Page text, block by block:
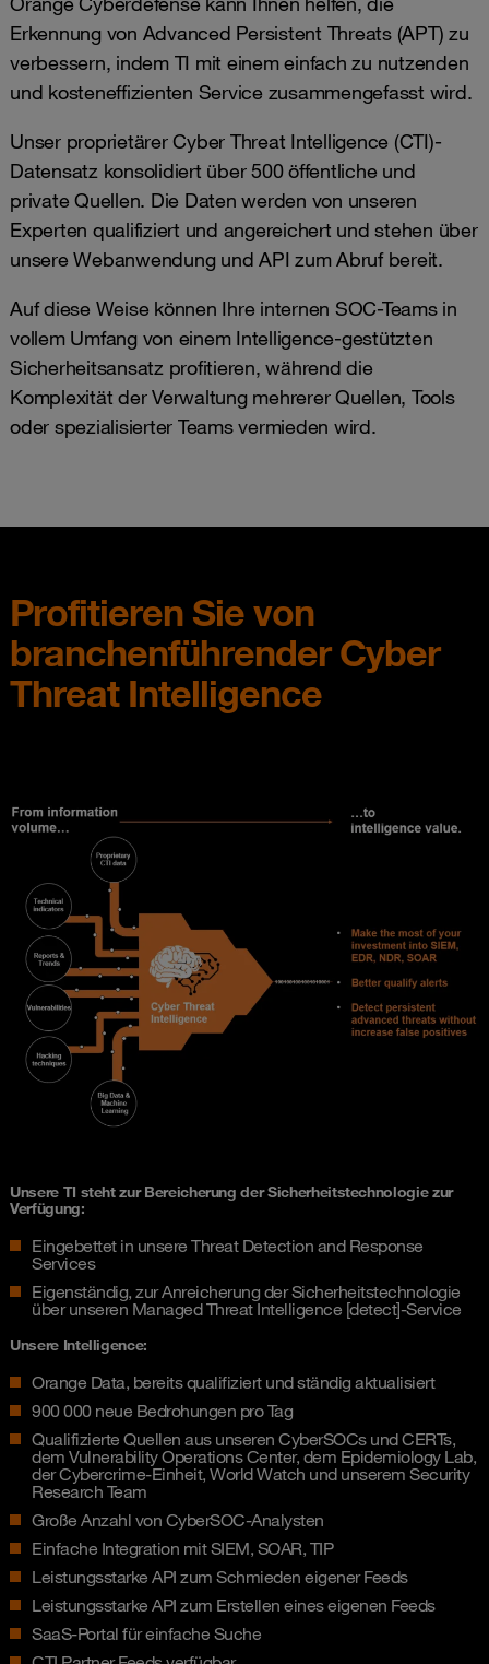
Erkennung von Advanced Persistent Threats (APT) zu
verbessern, indem TI mit einem einfach zu nutzenden
und kosteneffizienten Service zusammengefasst wird.
Unser proprietärer Cyber Threat Intelligence (CTI)-
Datensatz konsolidiert über 500 öffentliche und
private Quellen. Die Daten werden von unseren
Experten qualifiziert und angereichert und stehen über
unsere Webanwendung und API zum Abruf bereit.
Auf diese Weise können Ihre internen SOC-Teams in
vollem Umfang von einem Intelligence-gestützten
Sicherheitsansatz profitieren, während die
Komplexität der Verwaltung mehrerer Quellen, Tools
oder spezialisierter Teams vermieden wird.
Profitieren Sie von
branchenführender Cyber
Threat Intelligence
Unsere TI steht zur Bereicherung der Sicherheitstechnologie zur
Verfügung:
Eingebettet in unsere Threat Detection and Response
Services
Eigenständig, zur Anreicherung der Sicherheitstechnologie
über unseren Managed Threat Intelligence [detect]-Service
Unsere Intelligence:
Orange Data, bereits qualifiziert und ständig aktualisiert
900 000 neue Bedrohungen pro Tag
Qualifizierte Quellen aus unseren CyberSOCs und CERTs,
dem Vulnerability Operations Center, dem Epidemiology Lab,
der Cybercrime-Einheit, World Watch und unserem Security
Research Team
Große Anzahl von CyberSOC-Analysten
Einfache Integration mit SIEM, SOAR, TIP
Leistungsstarke API zum Schmieden eigener Feeds
Leistungsstarke API zum Erstellen eines eigenen Feeds
SaaS-Portal für einfache Suche